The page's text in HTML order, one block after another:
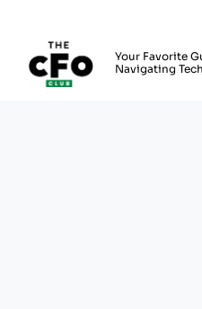
Your Favorite
Navigating